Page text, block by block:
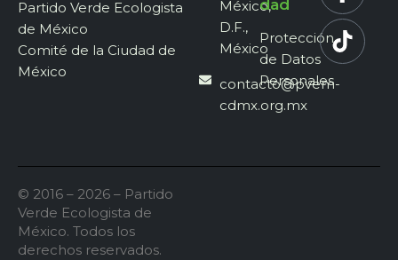
Partido Verde Ecologista
de México
Comité de la Ciudad de
México
México,
D.F.,
México
contacto@pvem-
cdmx.org.mx
dad
Protección
de Datos
Personales
© 2016 – 2026 – Partido
Verde Ecologista de
México. Todos los
derechos reservados.